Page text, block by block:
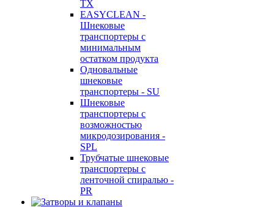
TX
EASYCLEAN -
Шнековые
транспортеры с
минимальным
остатком продукта
Одновальные
шнековые
транспортеры - SU
Шнековые
транспортеры с
возможностью
микродозирования -
SPL
Трубчатые шнековые
транспортеры с
ленточной спиралью -
PR